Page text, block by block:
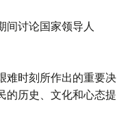
间讨论国家领导人
难时刻所作出的重要决
的历史、文化和心态提